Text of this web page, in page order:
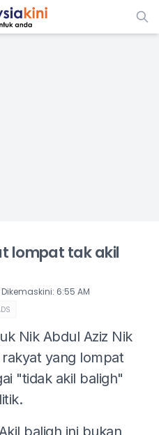
lompat tak akil
Dikemaskini: 6:55 AM
Nik Abdul Aziz Nik
yang lompat
"tidak akil baligh"
baligh ini bukan